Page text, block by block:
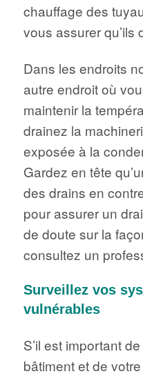
chauffage des
vous assurer qu’ils
Dans les endroits
autre endroit où
maintenir la
drainez la
exposée à la
Gardez en tête
des drains en
pour assurer un
de doute sur la
consultez un
Surveillez vos
vulnérables
S’il est important
bâtiment et de